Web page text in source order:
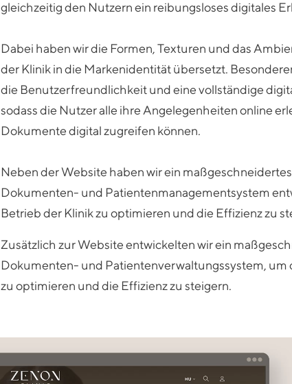
gleichzeitig den Nutzern ein reibungsloses digitales
Dabei haben wir die Formen, Texturen und das
der Klinik in die Markenidentität übersetzt.
die Benutzerfreundlichkeit und eine vollständige
sodass die Nutzer alle ihre Angelegenheiten online
Dokumente digital zugreifen können.
Neben der Website haben wir ein
Dokumenten- und Patientenmanagementsystem
Betrieb der Klinik zu optimieren und die Effizienz zu
Zusätzlich zur Website entwickelten wir ein
Dokumenten- und Patientenverwaltungssystem, um
zu optimieren und die Effizienz zu steigern.